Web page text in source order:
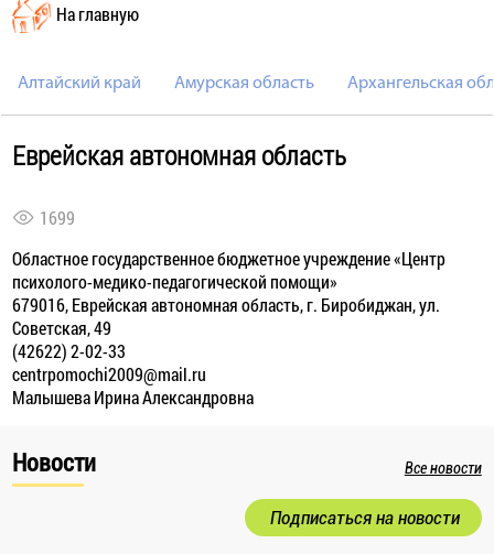
На главную
Алтайский край Амурская область Архангельская
Еврейская автономная область
1699
Областное государственное бюджетное учреждение «Центр
психолого-медико-педагогической помощи»
679016, Еврейская автономная область, г. Биробиджан, ул.
Советская, 49
(42622) 2-02-33
centrpomochi2009@mail.ru
Малышева Ирина Александровна
Новости Все новости
Подписаться на новости